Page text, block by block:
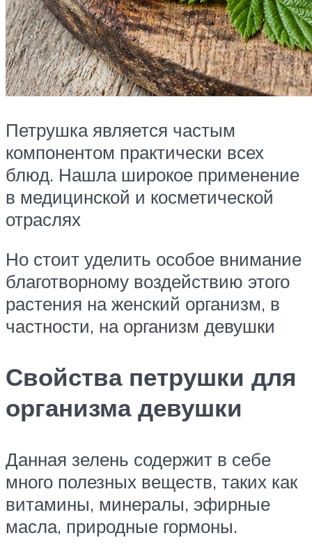
Петрушка является частым
компонентом практически всех
блюд. Нашла широкое применение
в медицинской и косметической
отраслях
Но стоит уделить особое внимание
благотворному воздействию этого
растения на женский организм, в
частности, на организм девушки
Свойства петрушки для
организма девушки
Данная зелень содержит в себе
много полезных веществ, таких как
витамины, минералы, эфирные
масла, природные гормоны.